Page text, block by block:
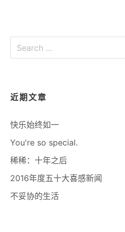
Search
for:
近期文章
快乐始终如一
You're so special.
稀稀：十年之后
2016年度五十大喜感新闻
不妥协的生活